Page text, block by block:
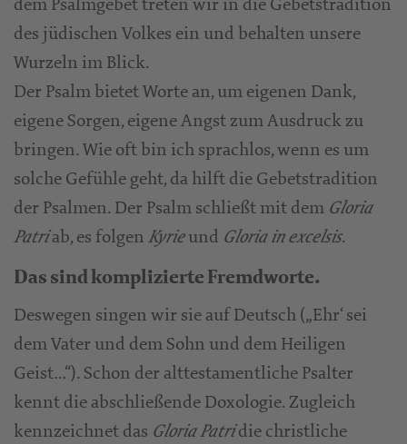
des jüdischen Volkes ein und behalten unsere
Wurzeln im Blick.
Der Psalm bietet Worte an, um eigenen Dank,
eigene Sorgen, eigene Angst zum Ausdruck zu
bringen. Wie oft bin ich sprachlos, wenn es um
solche Gefühle geht, da hilft die Gebetstradition
der Psalmen. Der Psalm schließt mit dem Gloria
Patriab, es folgenKyrieund Gloria in excelsis.
Das sind komplizierte Fremdworte.
Deswegen singen wir sie auf Deutsch („Ehr‘ sei
dem Vater und dem Sohn und dem Heiligen
Geist…“). Schon der alttestamentliche Psalter
kennt die abschließende Doxologie. Zugleich
kennzeichnet das Gloria Patridie christliche